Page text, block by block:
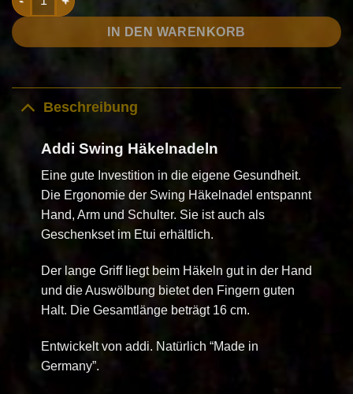
IN DEN WARENKORB
Beschreibung
Addi Swing Häkelnadeln
Eine gute Investition in die eigene Gesundheit.
Die Ergonomie der Swing Häkelnadel entspannt
Hand, Arm und Schulter. Sie ist auch als
Geschenkset im Etui erhältlich.
Der lange Griff liegt beim Häkeln gut in der Hand
und die Auswölbung bietet den Fingern guten
Halt. Die Gesamtlänge beträgt 16 cm.
Entwickelt von addi. Natürlich “Made in
Germany”.